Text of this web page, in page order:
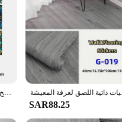
10 قطعة ماندالا نمط ماتي بلاط أرضية ملصق نقل يغطي مقاومة للاهتراء ورق جدران من الفينيل المطبخ الحمام الجدول جدار ديكور المعيشة،
SAR88.25